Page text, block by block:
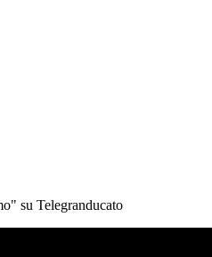
su Telegranducato